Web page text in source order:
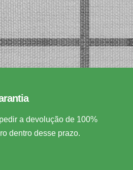
a devolução de 100%
dentro desse prazo.